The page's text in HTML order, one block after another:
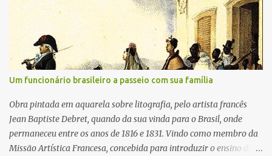
r
i
o
Um funcionário brasileiro a passeio com sua família
Obra pintada em aquarela sobre litografia, pelo artista francês
Jean Baptiste Debret, quando da sua vinda para o Brasil, onde
permaneceu entre os anos de 1816 e 1831. Vindo como membro da
Missão Artística Francesa, concebida para introduzir o ensino de